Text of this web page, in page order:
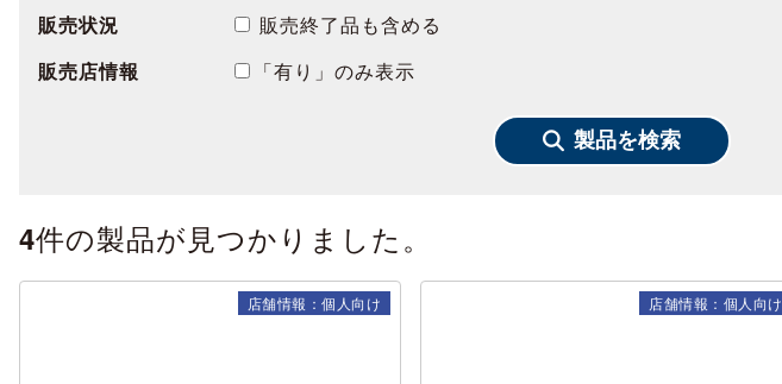
販売状況
販売終了品も含める
販売店情報
「有り」のみ表示
製品を検索
4件の製品が見つかりました。
店舗情報：個人向け 店舗情報：個人向け